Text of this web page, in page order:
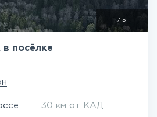
/ 5
в посёлке
30 км от КАД